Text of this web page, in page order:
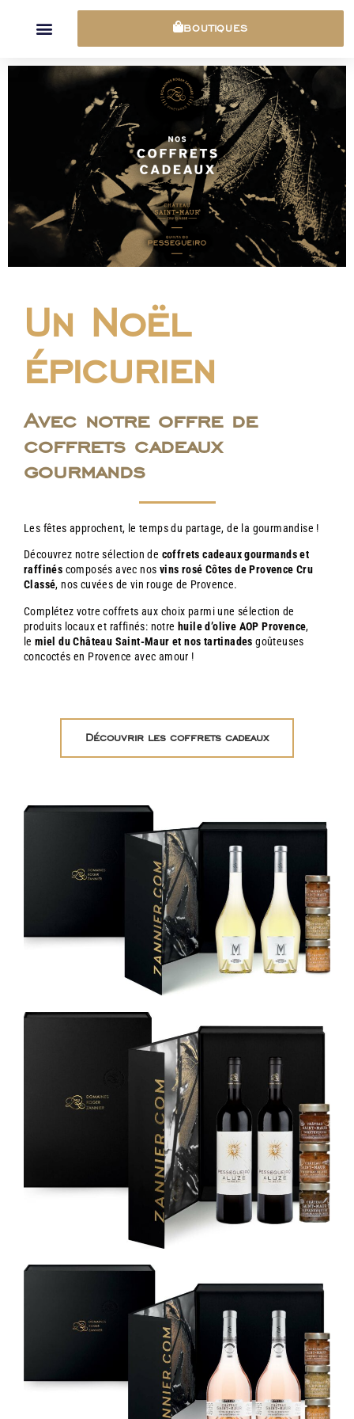
BOUTIQUES
Un Noël
épicurien
Avec notre offre de
coffrets cadeaux
gourmands
Les fêtes approchent, le temps du partage, de la gourmandise !
Découvrez notre sélection de coffrets cadeaux gourmands et
raffinés composés avec nos vins rosé Côtes de Provence Cru
Classé, nos cuvées de vin rouge de Provence.
Complétez votre coffrets aux choix parmi une sélection de
produits locaux et raffinés: notre huile d’olive AOP Provence,
lemiel du Château Saint-Maur et nos tartinadesgoûteuses
concoctés en Provence avec amour !
Découvrir les coffrets cadeaux
Panneau de gestion des cookies